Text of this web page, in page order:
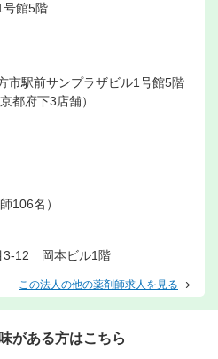
号館5階
駅前サンプラザビル1号館5階
都府下3店舗）
106名）
3-12 岡本ビル1階
この法人の他の薬剤師求人を見る
がある方はこちら